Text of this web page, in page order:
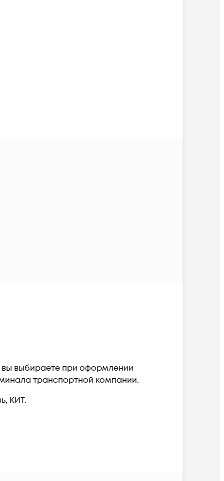
вы выбираете при оформлении
транспортной компании.
КИТ.